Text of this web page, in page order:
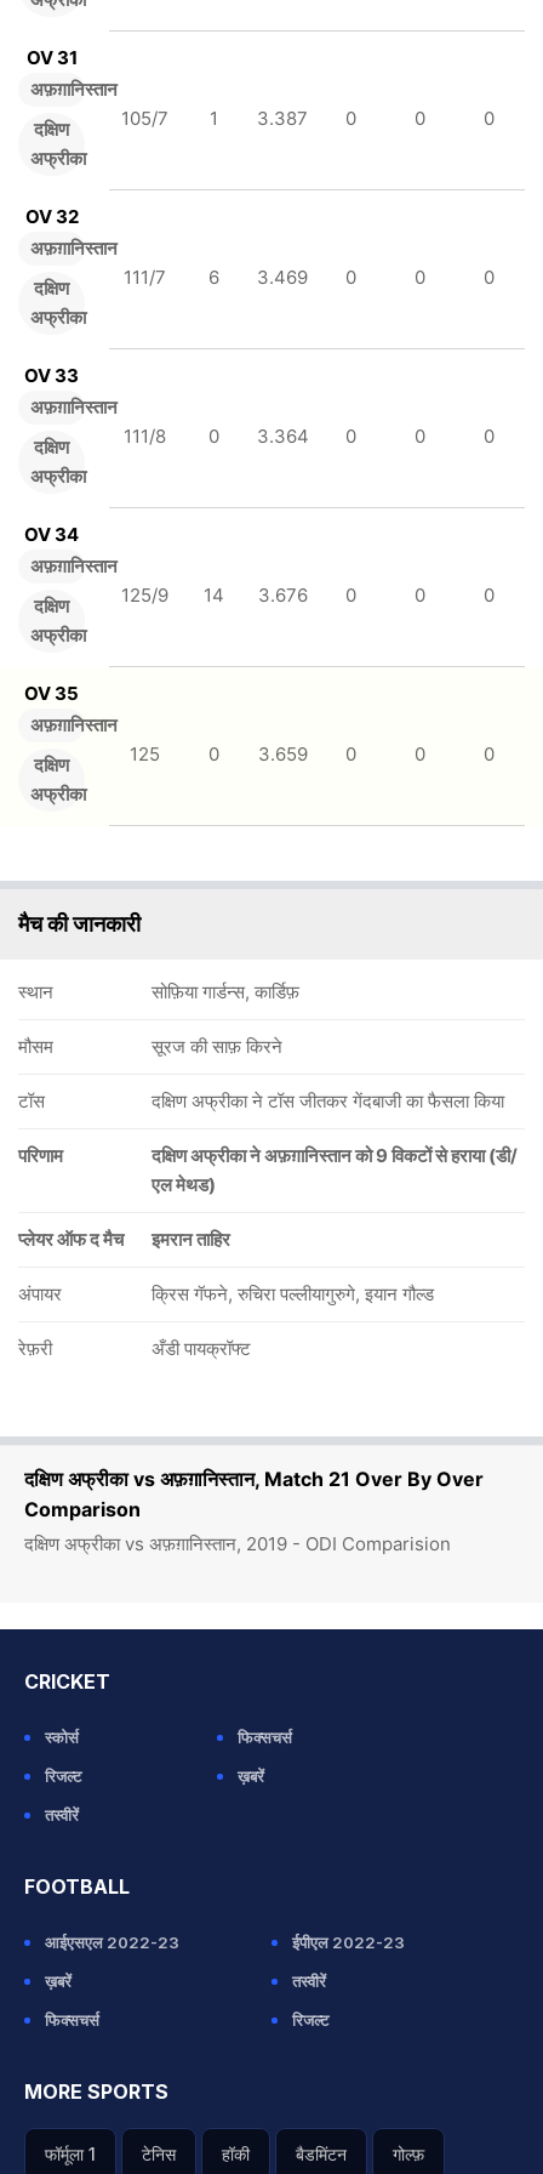
दक्षिण अफ्रीका vs अफ़ग़ानिस्तान, Match 21 Over By Over
Comparison
दक्षिण अफ्रीका vs अफ़ग़ानिस्तान, 2019 - ODI Comparision
OV 31
अफ़ग़ानिस्तान
दक्षिण
अफ्रीका
105/7 1 3.387 0 0 0
OV 32
अफ़ग़ानिस्तान
दक्षिण
अफ्रीका
111/7 6 3.469 0 0 0
OV 33
अफ़ग़ानिस्तान
दक्षिण
अफ्रीका
111/8 0 3.364 0 0 0
OV 34
अफ़ग़ानिस्तान
दक्षिण
अफ्रीका
125/9 14 3.676 0 0 0
OV 35
अफ़ग़ानिस्तान
दक्षिण
अफ्रीका
125 0 3.659 0 0 0
मैच की जानकारी
स्थान सोफ़िया गार्डन्स, कार्डिफ़
मौसम सूरज की साफ़ किरने
टॉस दक्षिण अफ्रीका ने टॉस जीतकर गेंदबाजी का फैसला किया
परिणाम
दक्षिण अफ्रीका ने अफ़ग़ानिस्तान को 9 विकटों से हराया (डी/
एल मेथड)
प्लेयर ऑफ द मैच इमरान ताहिर
अंपायर क्रिस गॅफने, रुचिरा पल्लीयागुरुगे, इयान गौल्ड
रेफ़री अँडी पायक्रॉफ्ट
CRICKET
स्कोर्स
फिक्सचर्स
रिजल्ट
ख़बरें
तस्वीरें
FOOTBALL
आईएसएल 2022-23
ईपीएल 2022-23
ख़बरें
तस्वीरें
फिक्सचर्स
रिजल्ट
MORE SPORTS
फॉर्मूला 1 टेनिस हॉकी बैडमिंटन गोल्फ़